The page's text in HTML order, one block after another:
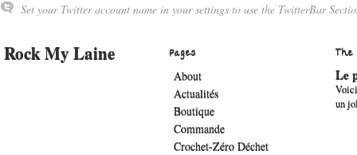
Set your Twitter account name in your settings to use the TwitterBar
Rock My Laine Pages
About
Actualités
Boutique
Commande
Crochet-Zéro Déchet
Le
un